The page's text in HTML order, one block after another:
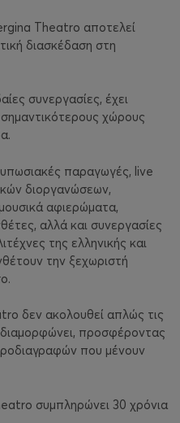
Theatro αποτελεί
διασκέδαση στη
συνεργασίες, έχει
χώρους
παραγωγές, live
διοργανώσεων,
αφιερώματα,
αλλά και συνεργασίες
της ελληνικής και
την ξεχωριστή
.
δεν ακολουθεί απλώς τις
διαμορφώνει, προσφέροντας
που μένουν
συμπληρώνει 30 χρόνια